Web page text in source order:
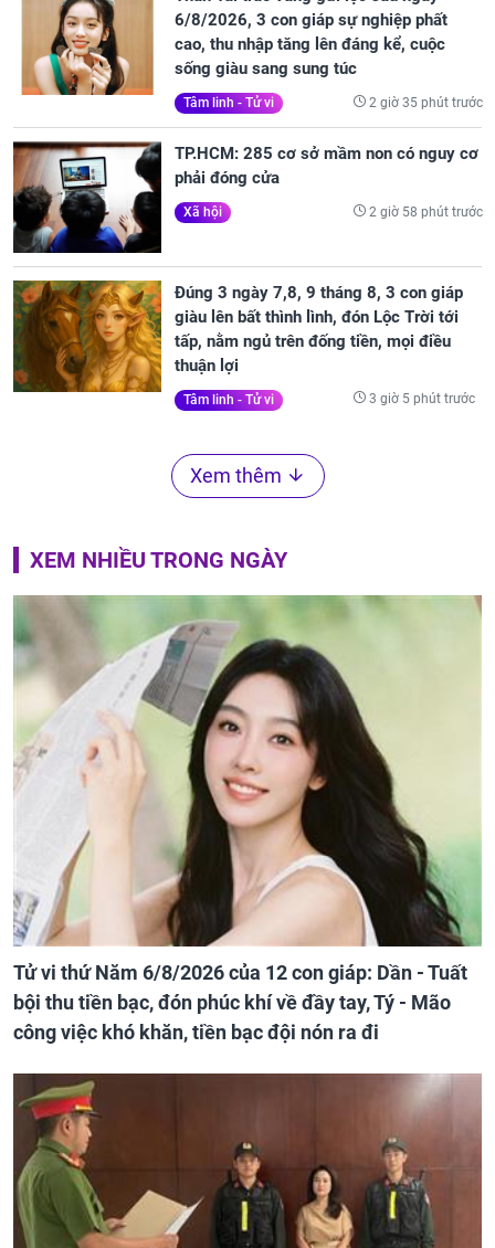
6/8/2026, 3 con giáp sự nghiệp phất
cao, thu nhập tăng lên đáng kể, cuộc
sống giàu sang sung túc
Tâm linh - Tử vi 2 giờ 35 phút trước
TP.HCM: 285 cơ sở mầm non có nguy cơ
phải đóng cửa
Xã hội 2 giờ 58 phút trước
Đúng 3 ngày 7,8, 9 tháng 8, 3 con giáp
giàu lên bất thình lình, đón Lộc Trời tới
tấp, nằm ngủ trên đống tiền, mọi điều
thuận lợi
Tâm linh - Tử vi 3 giờ 5 phút trước
Xem thêm
XEM NHIỀU TRONG NGÀY
Tử vi thứ Năm 6/8/2026 của 12 con giáp: Dần - Tuất
bội thu tiền bạc, đón phúc khí về đầy tay, Tý - Mão
công việc khó khăn, tiền bạc đội nón ra đi